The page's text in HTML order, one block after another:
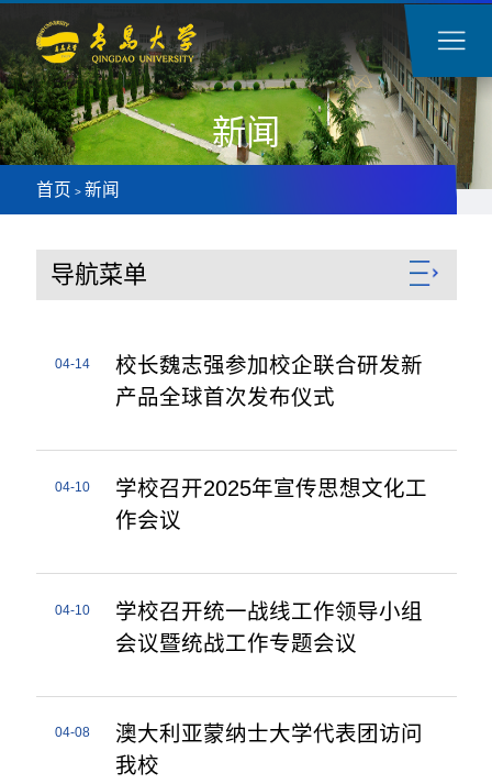
新闻
首页 > 新闻
导航菜单
04-14
校长魏志强参加校企联合研发新
产品全球首次发布仪式
04-10
学校召开2025年宣传思想文化工
作会议
04-10
学校召开统一战线工作领导小组
会议暨统战工作专题会议
04-08
澳大利亚蒙纳士大学代表团访问
我校